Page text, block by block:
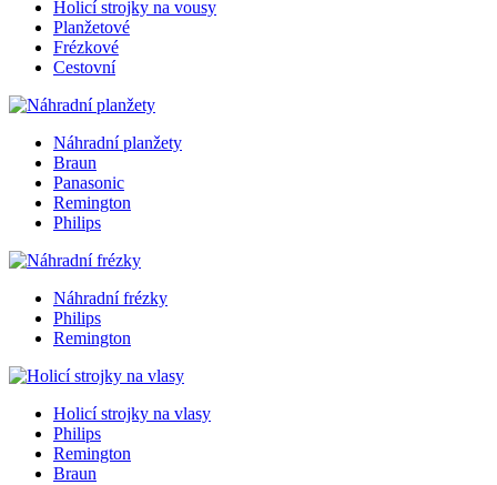
Holicí strojky na vousy
Planžetové
Frézkové
Cestovní
Náhradní planžety
Braun
Panasonic
Remington
Philips
Náhradní frézky
Philips
Remington
Holicí strojky na vlasy
Philips
Remington
Braun